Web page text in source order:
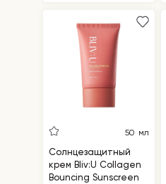
50 мл
Солнцезащитный
крем Bliv:U Collagen
Bouncing Sunscreen